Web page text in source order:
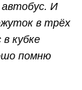
И
в трёх
кубке
помню